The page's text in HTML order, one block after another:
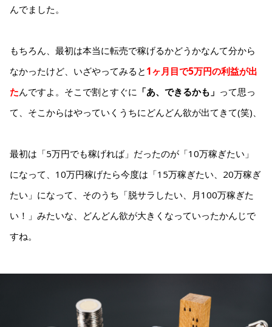
んでました。
もちろん、最初は本当に転売で稼げるかどうかなんて分から
なかったけど、いざやってみると 1ヶ月目で5万円の利益が出
たんですよ。そこで割とすぐに 「あ、できるかも」 って思っ
て、そこからはやっていくうちにどんどん欲が出てきて(笑)、
最初は「5万円でも稼げれば」だったのが「10万稼ぎたい」
になって、10万円稼げたら今度は「15万稼ぎたい、20万稼ぎ
たい」になって、そのうち「脱サラしたい、月100万稼ぎた
い！」みたいな、どんどん欲が大きくなっていったかんじで
すね。